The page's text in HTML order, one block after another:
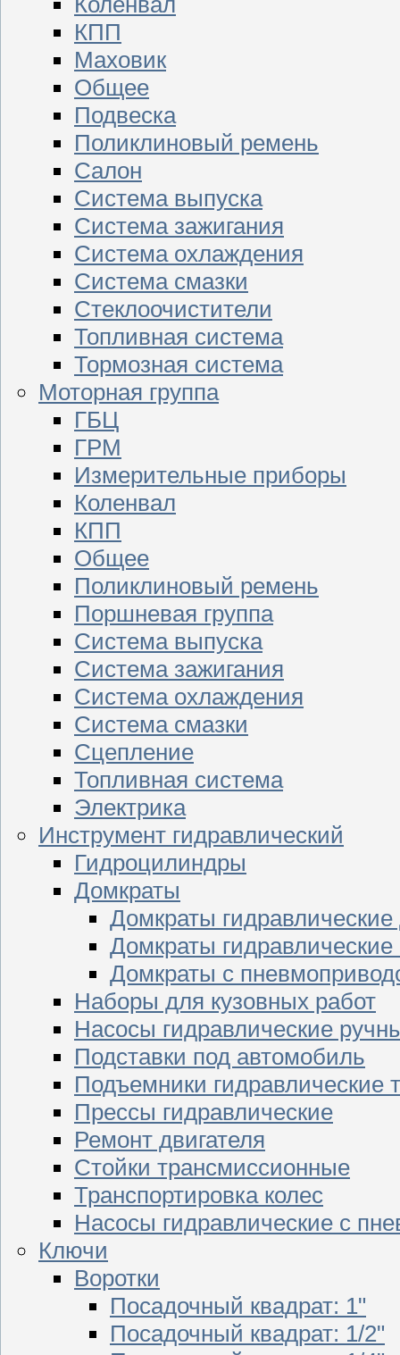
КПП
Маховик
Общее
Подвеска
Поликлиновый ремень
Салон
Система выпуска
Система зажигания
Система охлаждения
Система смазки
Стеклоочистители
Топливная система
Тормозная система
Моторная группа
ГБЦ
ГРМ
Измерительные приборы
Коленвал
КПП
Общее
Поликлиновый ремень
Поршневая группа
Система выпуска
Система зажигания
Система охлаждения
Система смазки
Сцепление
Топливная система
Электрика
Инструмент гидравлический
Гидроцилиндры
Домкраты
Домкраты
Домкраты гидравлические
Домкраты с
Наборы для кузовных работ
Насосы гидравлические
Подставки под автомобиль
Подъемники гидравлические
Прессы гидравлические
Ремонт двигателя
Стойки трансмиссионные
Транспортировка колес
Насосы гидравлические с
Ключи
Воротки
Посадочный квадрат: 1"
Посадочный квадрат: 1/2"